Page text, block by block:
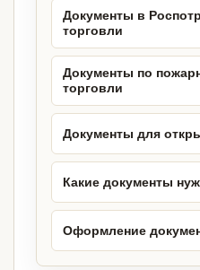
Документы в
торговли
Документы по
торговли
Документы для
Какие документы
Оформление